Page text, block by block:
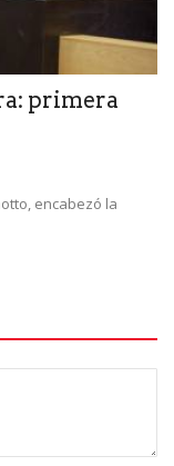
primera
encabezó la